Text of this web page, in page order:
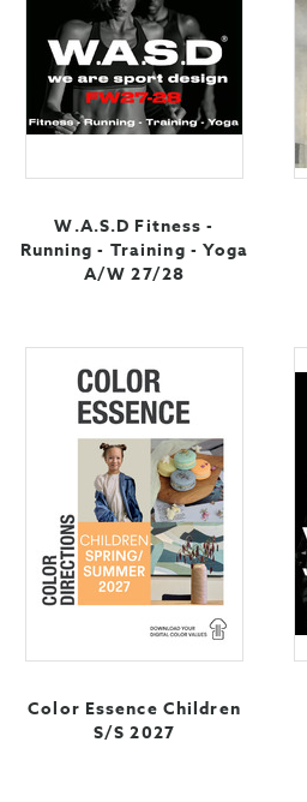
W.A.S.D Fitness -
Running - Training - Yoga
A/W 27/28
Color Essence Children
S/S 2027